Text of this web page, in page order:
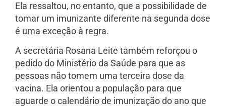
Ela ressaltou, no entanto, que a possibilidade de
tomar um imunizante diferente na segunda dose
é uma exceção à regra.
A secretária Rosana Leite também reforçou o
pedido do Ministério da Saúde para que as
pessoas não tomem uma terceira dose da
vacina. Ela orientou a população para que
aguarde o calendário de imunização do ano que